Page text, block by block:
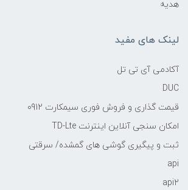
هدیه
لینک های مفید
آکادمی آی تی تل
DUC
قیمت گذاری و فروش فوری سیمکارت 0912
امکان سنجی آنلاین اینترنت TD-Lte
ثبت و پیگیری گوشی های گمشده/ سرقتی
api
api2